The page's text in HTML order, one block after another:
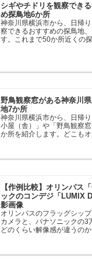
シギやチドリを観察でき
め探鳥地6か所
神奈川県横浜市から、日帰
察できるおすすめの探鳥地
す。これまで50か所近くの
野鳥観察窓がある神奈川
地7か所
神奈川県横浜市から、日帰
小屋（舎）」や「野鳥観察
か所を紹介します。どこも
す。実際に訪れてみると、
湖にいる野鳥それぞれ違う
中にあり、電車で行ける...
【作例比較】オリンパス
ックのコンデジ「LUMIX
影画像
オリンパスのフラッグシップ
カメラと、パナソニックの3
どのくらい解像感が違うの
紹介します。私はコンデジ
が、相棒がオリンパス「
ころ、同じ被写体で...